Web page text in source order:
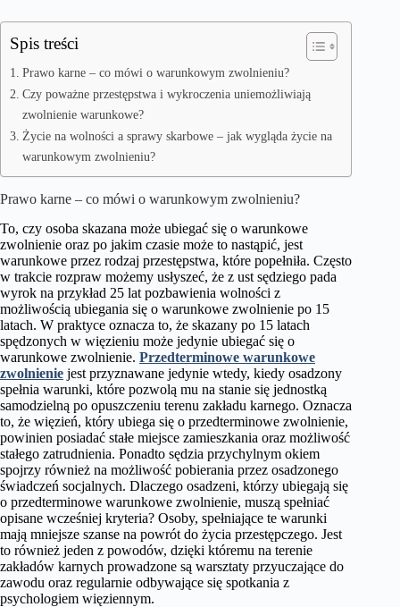
Spis treści
Prawo karne – co mówi o warunkowym zwolnieniu?
Czy poważne przestępstwa i wykroczenia uniemożliwiają
zwolnienie warunkowe?
Życie na wolności a sprawy skarbowe – jak wygląda życie na
warunkowym zwolnieniu?
Prawo karne – co mówi o warunkowym zwolnieniu?
To, czy osoba skazana może ubiegać się o warunkowe
zwolnienie oraz po jakim czasie może to nastąpić, jest
warunkowe przez rodzaj przestępstwa, które popełniła. Często
w trakcie rozpraw możemy usłyszeć, że z ust sędziego pada
wyrok na przykład 25 lat pozbawienia wolności z
możliwością ubiegania się o warunkowe zwolnienie po 15
latach. W praktyce oznacza to, że skazany po 15 latach
spędzonych w więzieniu może jedynie ubiegać się o
warunkowe zwolnienie. Przedterminowe warunkowe
zwolnienie jest przyznawane jedynie wtedy, kiedy osadzony
spełnia warunki, które pozwolą mu na stanie się jednostką
samodzielną po opuszczeniu terenu zakładu karnego. Oznacza
to, że więzień, który ubiega się o przedterminowe zwolnienie,
powinien posiadać stałe miejsce zamieszkania oraz możliwość
stałego zatrudnienia. Ponadto sędzia przychylnym okiem
spojrzy również na możliwość pobierania przez osadzonego
świadczeń socjalnych. Dlaczego osadzeni, którzy ubiegają się
o przedterminowe warunkowe zwolnienie, muszą spełniać
opisane wcześniej kryteria? Osoby, spełniające te warunki
mają mniejsze szanse na powrót do życia przestępczego. Jest
to również jeden z powodów, dzięki któremu na terenie
zakładów karnych prowadzone są warsztaty przyuczające do
zawodu oraz regularnie odbywające się spotkania z
psychologiem więziennym.